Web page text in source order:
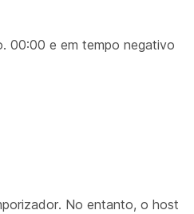
00:00 e em tempo negativo
No entanto, o host